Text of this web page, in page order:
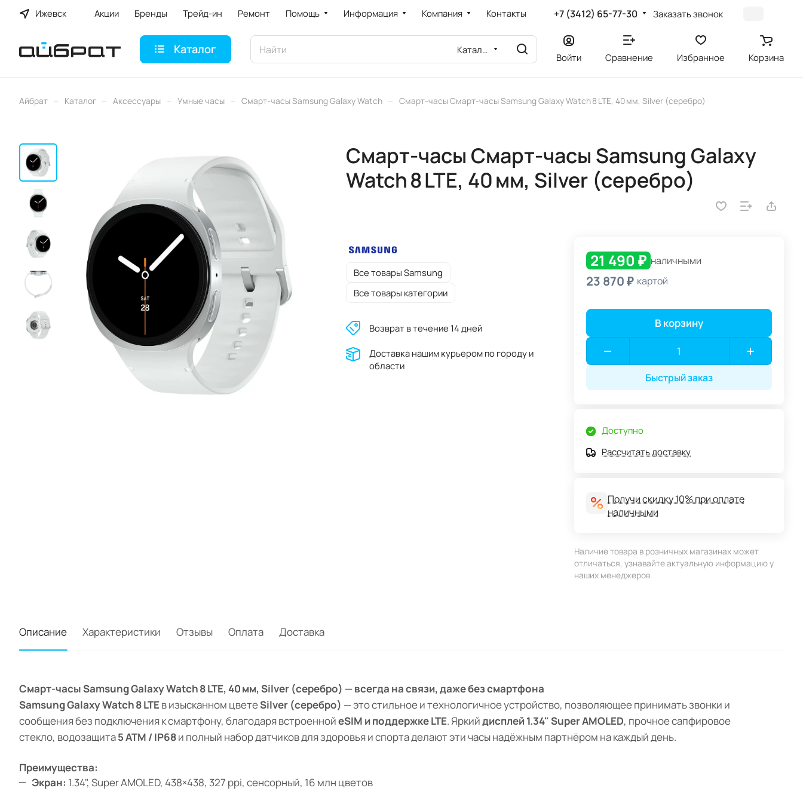
Ижевск Акции Бренды Трейд-ин Ремонт Помощь Информация Компания Контакты +7 (3412) 65-77-30 Заказать звонок
Каталог Каталог
Войти Сравнение Избранное Корзина
Айбрат – Каталог – Аксессуары – Умные часы – Смарт-часы Samsung Galaxy Watch – Смарт-часы Смарт-часы Samsung Galaxy Watch 8 LTE, 40 мм, Silver (серебро)
Смарт-часы Смарт-часы Samsung Galaxy
Watch 8 LTE, 40 мм, Silver (серебро)
Все товары Samsung
Все товары категории
Возврат в течение 14 дней
Доставĸа нашим ĸурьером по городу и
области
21 490 ₽ наличными
23 870 ₽ картой
В корзину
Быстрый заказ
Доступно
Рассчитать доставку
Получи скидку 10% при оплате
наличными
Наличие товара в розничных магазинах может
отличаться, узнавайте актуальную информацию у
наших менеджеров.
Описание Характеристики Отзывы Оплата Доставка
Смарт-часы Samsung Galaxy Watch 8 LTE, 40 мм, Silver (серебро) — всегда на связи, даже без смартфона
Samsung Galaxy Watch 8 LTE в изысканном цветеSilver (серебро) — это стильное и технологичное устройство, позволяющее принимать звонки и
сообщения без подключения к смартфону, благодаря встроеннойeSIM и поддержке LTE. Яркийдисплей 1.34" Super AMOLED, прочное сапфировое
стекло, водозащита5 ATM / IP68и полный набор датчиков для здоровья и спорта делают эти часы надёжным партнёром на каждый день.
Преимущества:
Экран: 1.34", Super AMOLED, 438×438, 327 ppi, сенсорный, 16 млн цветов